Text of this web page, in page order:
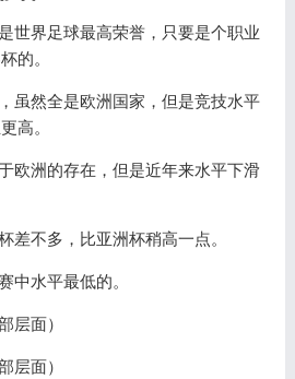
世界足球最高荣誉，只要是个职业
的。
虽然全是欧洲国家，但是竞技水平
高。
欧洲的存在，但是近年来水平下滑
差不多，比亚洲杯稍高一点。
中水平最低的。
层面）
层面）